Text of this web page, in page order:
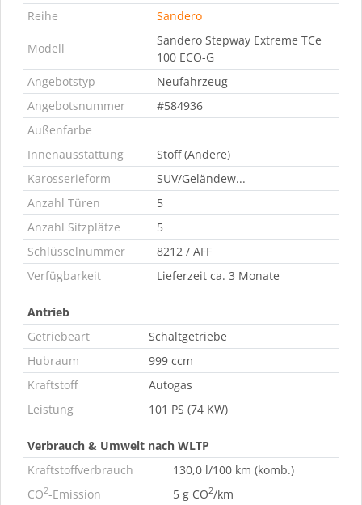
Reihe
Sandero
Modell
Sandero Stepway Extreme TCe
100 ECO-G
Angebotstyp
Neufahrzeug
Angebotsnummer
#584936
Außenfarbe
Innenausstattung
Stoff (Andere)
Karosserieform
SUV/Geländew...
Anzahl Türen
5
Anzahl Sitzplätze
5
Schlüsselnummer
8212 / AFF
Verfügbarkeit
Lieferzeit ca. 3 Monate
Antrieb
Getriebeart
Schaltgetriebe
Hubraum
999 ccm
Kraftstoff
Autogas
Leistung
101 PS (74 KW)
Verbrauch & Umwelt nach WLTP
Kraftstoffverbrauch
130,0 l/100 km (komb.)
CO2-Emission 5 g CO2/km